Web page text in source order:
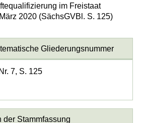
im Freistaat
2020 (SächsGVBl. S. 125)
Gliederungsnummer
7, S. 125
der Stammfassung